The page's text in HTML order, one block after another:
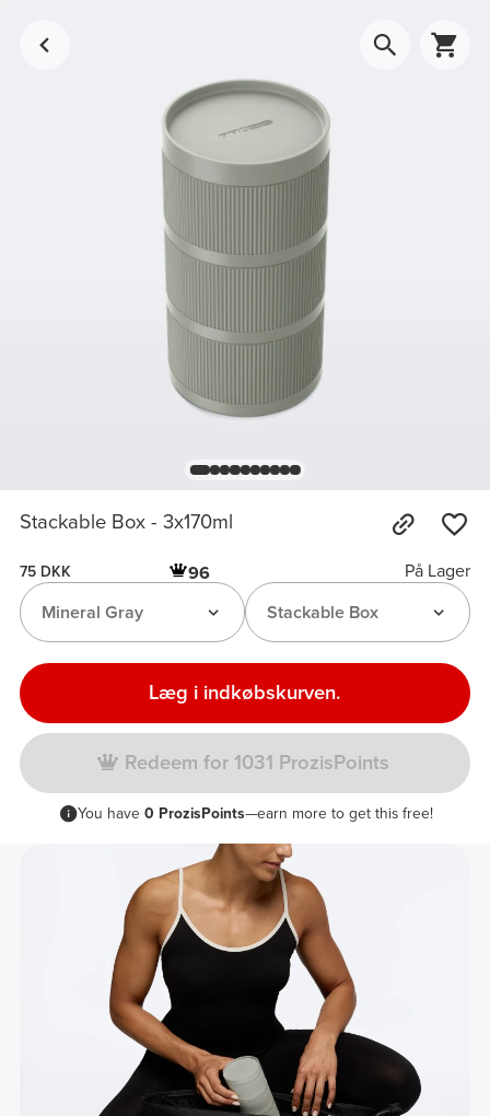
Stackable Box - 3x170ml
75 DKK 96
På Lager
Stackable Box
Mineral Gray
Læg i indkøbskurven.
Redeem for 1031 ProzisPoints
You have 0 ProzisPoints—earn more to get this free!